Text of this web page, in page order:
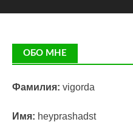
ОБО МНЕ
Фамилия: vigorda
Имя: heyprashadst